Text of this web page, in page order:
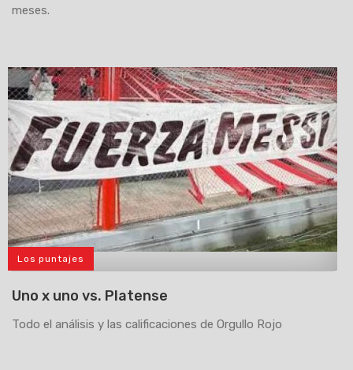
meses.
Los puntajes
Uno x uno vs. Platense
Todo el análisis y las calificaciones de Orgullo Rojo